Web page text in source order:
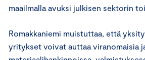
maailmalla avuksi julkisen sektorin
Romakkaniemi muistuttaa, että
yritykset voivat auttaa viranomaisia